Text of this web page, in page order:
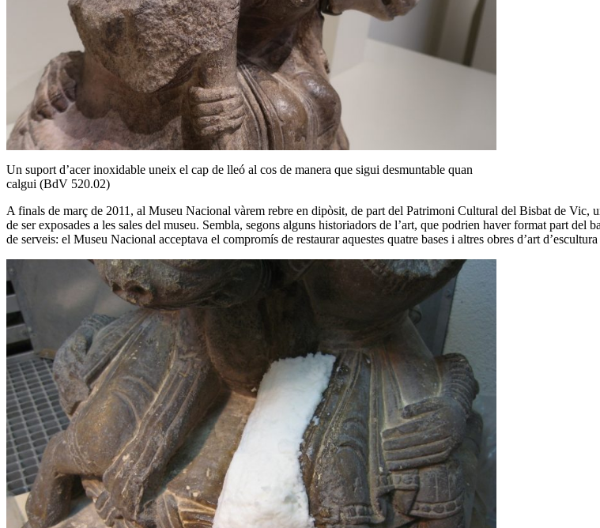
Un suport d’acer inoxidable uneix el cap de lleó al cos de manera que sigui desmuntable quan
calgui (BdV 520.02)
A finals de març de 2011, al Museu Nacional vàrem rebre en dipòsit, de part del Patrimoni Cultural del Bisbat de Vic,
de ser exposades a les sales del museu. Sembla, segons alguns historiadors de l’art, que podrien haver format part
de serveis: el Museu Nacional acceptava el compromís de restaurar aquestes quatre bases i altres obres d’art